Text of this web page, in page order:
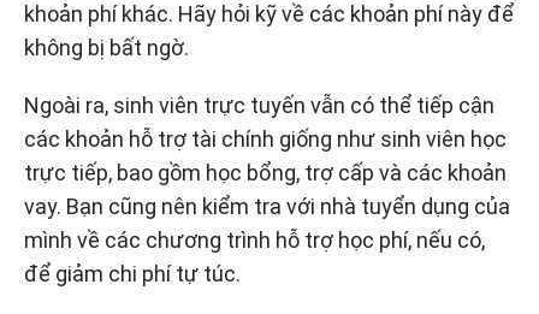
khoản phí khác. Hãy hỏi kỹ về các khoản phí này để
không bị bất ngờ.
Ngoài ra, sinh viên trực tuyến vẫn có thể tiếp cận
các khoản hỗ trợ tài chính giống như sinh viên học
trực tiếp, bao gồm học bổng, trợ cấp và các khoản
vay. Bạn cũng nên kiểm tra với nhà tuyển dụng của
mình về các chương trình hỗ trợ học phí, nếu có,
để giảm chi phí tự túc.